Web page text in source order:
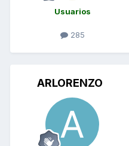
Usuarios
285
ARLORENZO